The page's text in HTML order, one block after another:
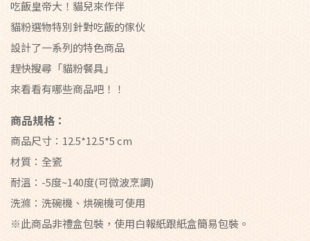
吃飯皇帝大！貓兒來作伴
貓粉選物特別針對吃飯的傢伙
設計了一系列的特色商品
趕快搜尋「貓粉餐具」
來看看有哪些商品吧！！
商品規格：
商品尺寸：12.5*12.5*5 cm
材質：全瓷
耐溫：-5度~140度(可微波烹調)
洗滌：洗碗機、烘碗機可使用
※此商品非禮盒包裝，使用白報紙跟紙盒簡易包裝。